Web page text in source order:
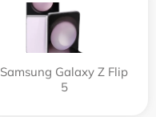
Samsung Galaxy Z Flip
5